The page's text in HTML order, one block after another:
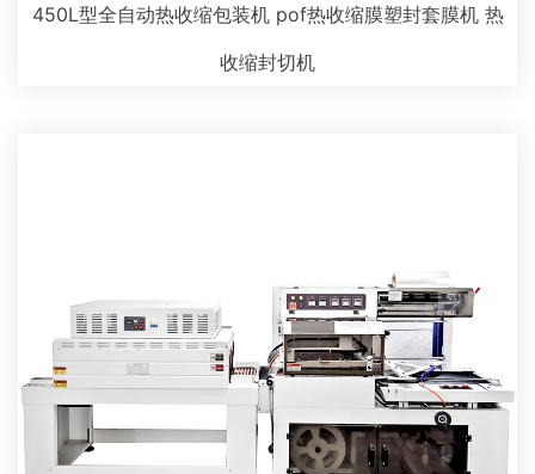
450L型全自动热收缩包装机 pof热收缩膜塑封套膜机 热
收缩封切机